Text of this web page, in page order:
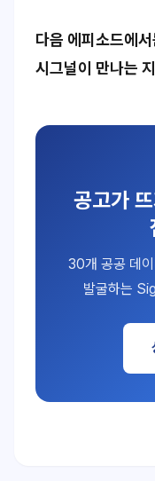
다음 에피소드에
시그널이 만나는
공고가
30개 공공 데
발굴하는